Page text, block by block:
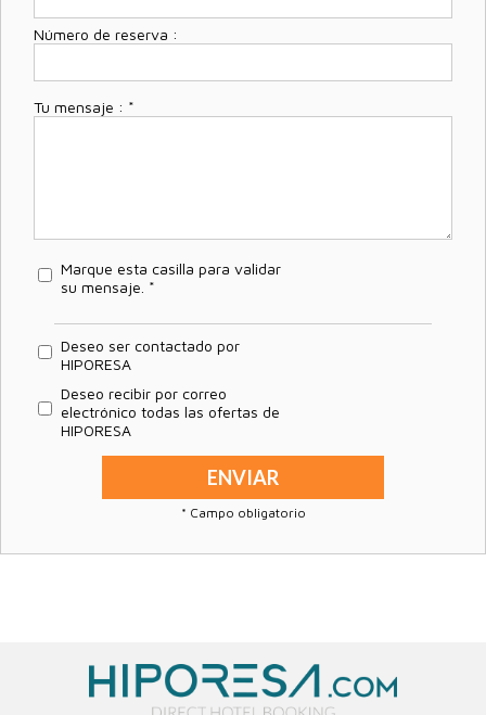
Número de reserva :
Tu mensaje : *
Marque esta casilla para validar
su mensaje. *
Deseo ser contactado por
HIPORESA
Deseo recibir por correo
electrónico todas las ofertas de
HIPORESA
* Campo obligatorio